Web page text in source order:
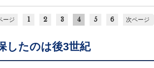
ージ 1 2 3 4 5 6 次ページ
したのは後3世紀